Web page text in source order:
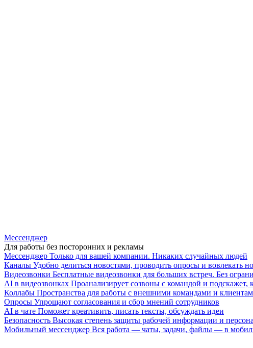
Мессенджер
Для работы без посторонних и рекламы
Мессенджер Только для вашей компании. Никаких случайных людей
Каналы Удобно делиться новостями, проводить опросы и вовлекать
Видеозвонки Бесплатные видеозвонки для больших встреч. Без
AI в видеозвонках Проанализирует созвоны с командой и подскажет,
Коллабы Пространства для работы с внешними командами и
Опросы Упрощают согласования и сбор мнений сотрудников
AI в чате Поможет креативить, писать тексты, обсуждать идеи
Безопасность Высокая степень защиты рабочей информации и
Мобильный мессенджер Вся работа — чаты, задачи, файлы — в